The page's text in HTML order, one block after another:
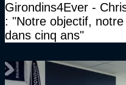
Girondins4Ever -
: "Notre objectif,
dans cinq ans"